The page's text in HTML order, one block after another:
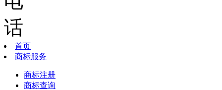
首页
商标服务
商标注册
商标查询